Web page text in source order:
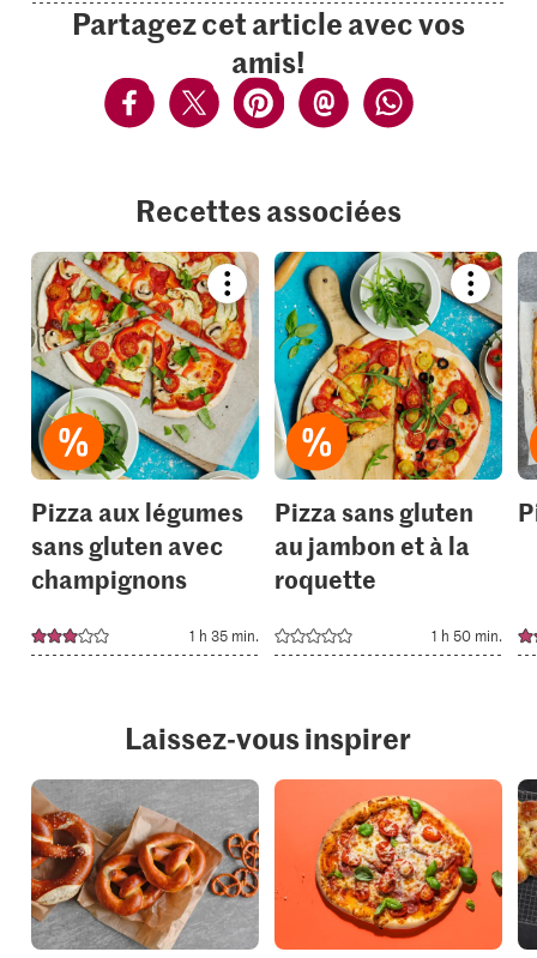
Partagez cet article avec vos
amis!
Recettes associées
Bookmark
recipe
or
add
it
to
your
collections.
Pizza aux légumes
sans gluten avec
champignons
1 h 35 min.
recipe
or
add
it
to
your
Pizza sans gluten
au jambon et à la
roquette
1 h 50 min.
Laissez-vous inspirer